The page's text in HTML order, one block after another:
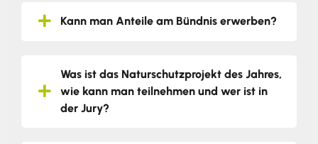
Kann man Anteile am Bündnis erwerben?
Was ist das Naturschutzprojekt des Jahres,
wie kann man teilnehmen und wer ist in
der Jury?